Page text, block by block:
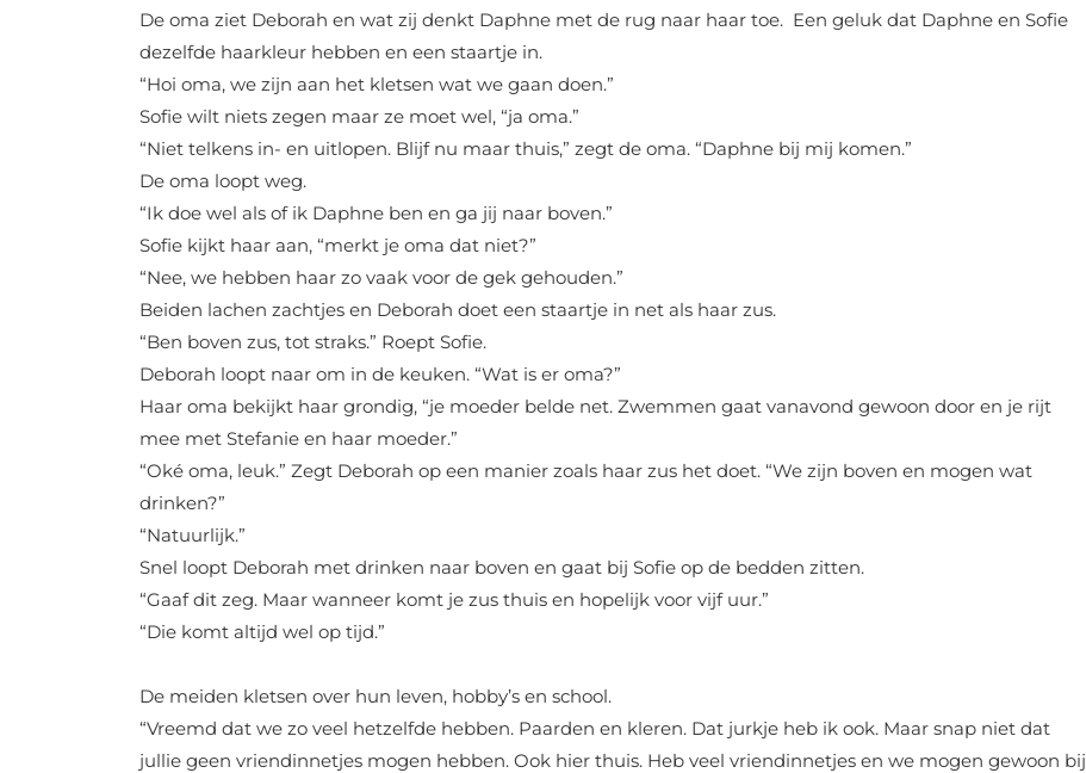
De oma ziet Deborah en wat zij denkt Daphne met de rug naar haar toe. Een geluk dat Daphne en Sofie
dezelfde haarkleur hebben en een staartje in.
“Hoi oma, we zijn aan het kletsen wat we gaan doen.”
Sofie wilt niets zegen maar ze moet wel, “ja oma.”
“Niet telkens in- en uitlopen. Blijf nu maar thuis,” zegt de oma. “Daphne bij mij komen.”
De oma loopt weg.
“Ik doe wel als of ik Daphne ben en ga jij naar boven.”
Sofie kijkt haar aan, “merkt je oma dat niet?”
“Nee, we hebben haar zo vaak voor de gek gehouden.”
Beiden lachen zachtjes en Deborah doet een staartje in net als haar zus.
“Ben boven zus, tot straks.” Roept Sofie.
Deborah loopt naar om in de keuken. “Wat is er oma?”
Haar oma bekijkt haar grondig, “je moeder belde net. Zwemmen gaat vanavond gewoon door en je rijt
mee met Stefanie en haar moeder.”
“Oké oma, leuk.” Zegt Deborah op een manier zoals haar zus het doet. “We zijn boven en mogen wat
drinken?”
“Natuurlijk.”
Snel loopt Deborah met drinken naar boven en gaat bij Sofie op de bedden zitten.
“Gaaf dit zeg. Maar wanneer komt je zus thuis en hopelijk voor vijf uur.”
“Die komt altijd wel op tijd.”
De meiden kletsen over hun leven, hobby’s en school.
“Vreemd dat we zo veel hetzelfde hebben. Paarden en kleren. Dat jurkje heb ik ook. Maar snap niet dat
jullie geen vriendinnetjes mogen hebben. Ook hier thuis. Heb veel vriendinnetjes en we mogen gewoon bij